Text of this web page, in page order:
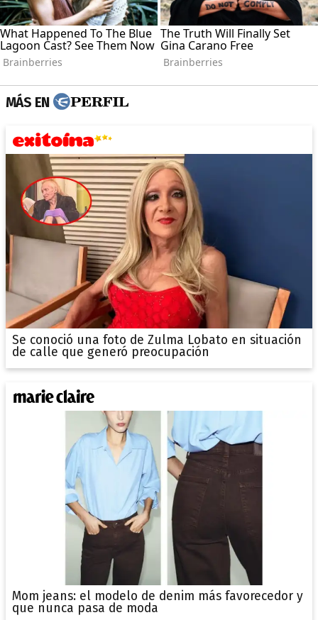
MÁS EN
Se conoció una foto de Zulma Lobato en situación
de calle que generó preocupación
Mom jeans: el modelo de denim más favorecedor y
que nunca pasa de moda